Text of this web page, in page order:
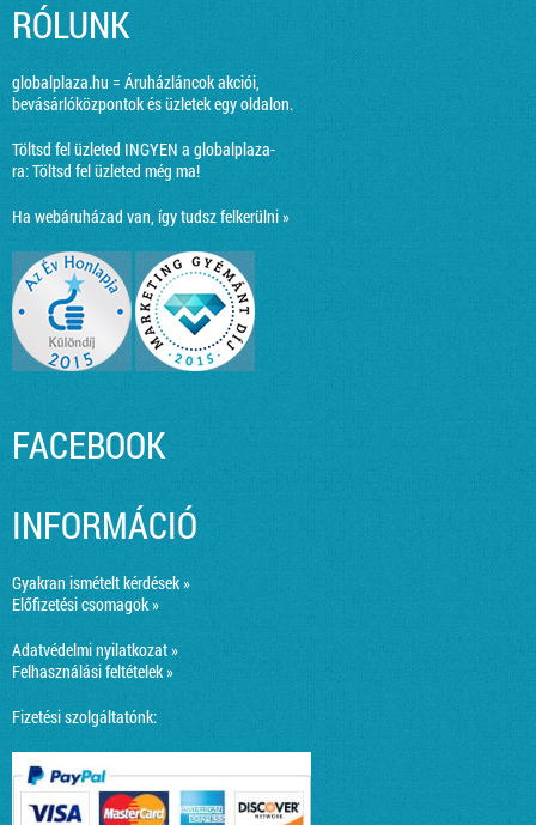
RÓLUNK
globalplaza.hu = Áruházláncok akciói,
bevásárlóközpontok és üzletek egy oldalon.
Töltsd fel üzleted INGYEN a globalplaza-
ra:Töltsd fel üzleted még ma!
Ha webáruházad van, így tudsz felkerülni »
FACEBOOK
INFORMÁCIÓ
Gyakran ismételt kérdések »
Előfizetési csomagok »
Adatvédelmi nyilatkozat »
Felhasználási feltételek »
Fizetési szolgáltatónk: